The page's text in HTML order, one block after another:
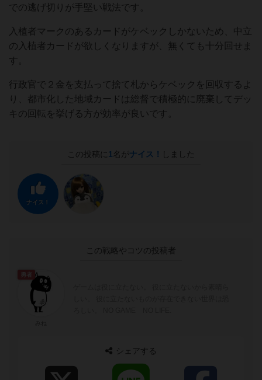
での逃げ切りが手堅い戦法です。
入植者マークのあるカードがケベックしかないため、中立
の入植者カードが欲しくなりますが、無くても十分回せま
す。
行政官で２金を支払って捨て札からケベックを回収するよ
り、都市化した地域カードは総督で積極的に廃棄してデッ
キの回転を挙げる方が効率が良いです。
この投稿に 1 名がナイス！ しました
ナイス！
この戦略やコツの投稿者
勇者
シェアする